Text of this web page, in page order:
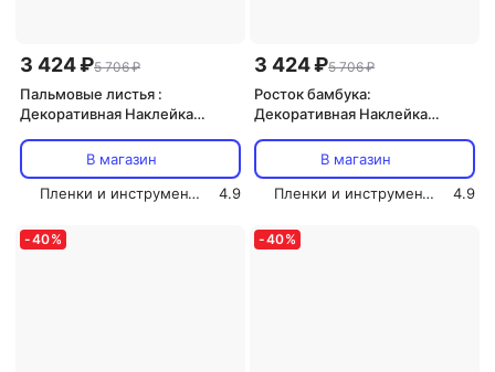
3 424 ₽5 706 ₽
Пальмовые листья :
Декоративная Наклейка
210х80 смВ магазин
Пленки и инструмент СОЛАРТЕК
4.9
3 424 ₽5 706 ₽
Росток бамбука:
Декоративная Наклейка
210х80 смВ магазин
Пленки и инструмент СОЛАРТЕК
4.9
-40% -40%